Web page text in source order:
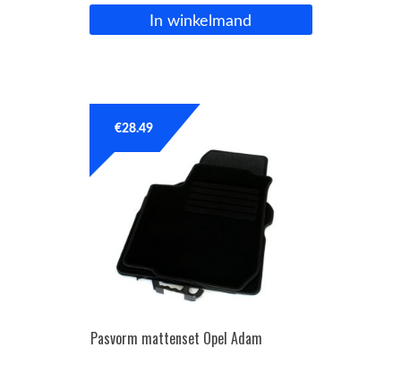
In winkelmand
Pasvorm mattenset Opel Adam
€28.49